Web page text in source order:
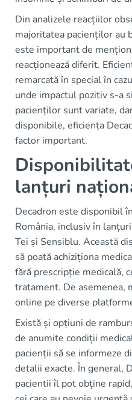
Din analizele reacțiilor
majoritatea pacienților au
este important de
reacționează diferit.
remarcată în special în
unde impactul pozitiv s-a
pacienților sunt variate,
disponibile, eficiența
factor important.
lanțuri
Decadron este disponibil
România, inclusiv în
Tei și Sensiblu. Această
să poată achiziționa
fără prescripție medicală,
tratament. De asemenea,
online pe diverse
Există și opțiuni de
de anumite condiții
pacienții să se informeze
detalii exacte. În general,
pacientii îl pot obține